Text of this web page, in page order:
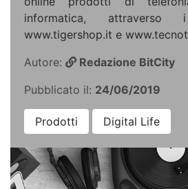
informatica,
www.tigershop.it e
Autore:
Redazione BitCity
Pubblicato il: 24/06/2019
Prodotti Digital Life